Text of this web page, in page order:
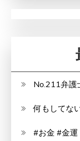
No.211弁護
何もしてな
#お金 #金